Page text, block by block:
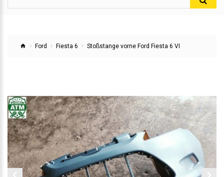
Ford Fiesta 6 Stoßstange vorne Ford Fiesta 6 VI